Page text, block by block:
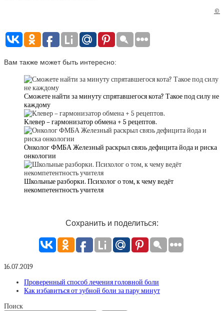
©
Вам также может быть интересно:
Сможете найти за минуту спрятавшегося кота? Такое под силу не
каждому
Клевер – гармонизатор обмена + 5 рецептов.
Онколог ФМБА Железный раскрыл связь дефицита йода и риска
онкологии
Школьные разборки. Психолог о том, к чему ведёт
некомпетентность учителя
Сохранить и поделиться:
16.07.2019
Проверенный способ лечения головной боли
Как избавиться от зубной боли за пару минут
Поиск